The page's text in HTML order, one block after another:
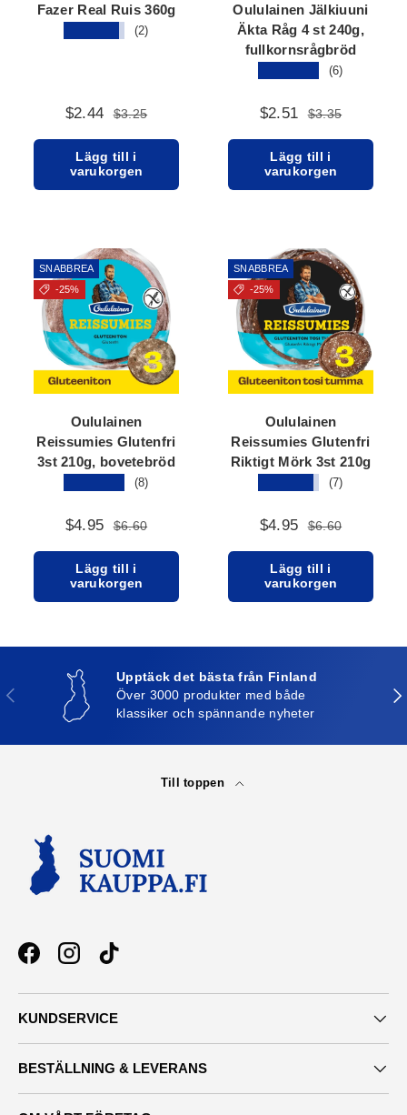
Fazer Real Ruis 360g
(2)
$2.44 $3.25
Lägg till i
varukorgen
Oululainen Jälkiuuni
Äkta Råg 4 st 240g,
fullkornsrågbröd
(6)
$2.51 $3.35
Lägg till i
varukorgen
SNABBREA
-25%
Oululainen
Reissumies Glutenfri
3st 210g, bovetebröd
(8)
$4.95 $6.60
Lägg till i
varukorgen
SNABBREA
-25%
Oululainen
Reissumies Glutenfri
Riktigt Mörk 3st 210g
(7)
$4.95 $6.60
Lägg till i
varukorgen
Tidigare
Upptäck det bästa från Finland
Över 3000 produkter med både
klassiker och spännande nyheter
Till toppen
FacebookInstagramTikTok
KUNDSERVICE
BESTÄLLNING & LEVERANS